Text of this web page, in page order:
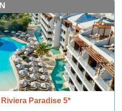
Paradise 5*